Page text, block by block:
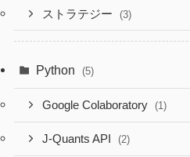
ストラテジー (3)
Python (5)
Google Colaboratory (1)
J-Quants API (2)